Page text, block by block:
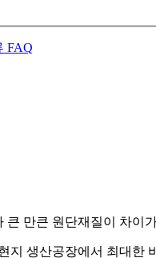
FAQ
큰 만큰 원단재질이 차이
지 생산공장에서 최대한